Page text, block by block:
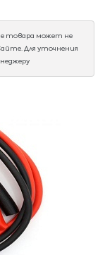
товара может не
Для уточнения